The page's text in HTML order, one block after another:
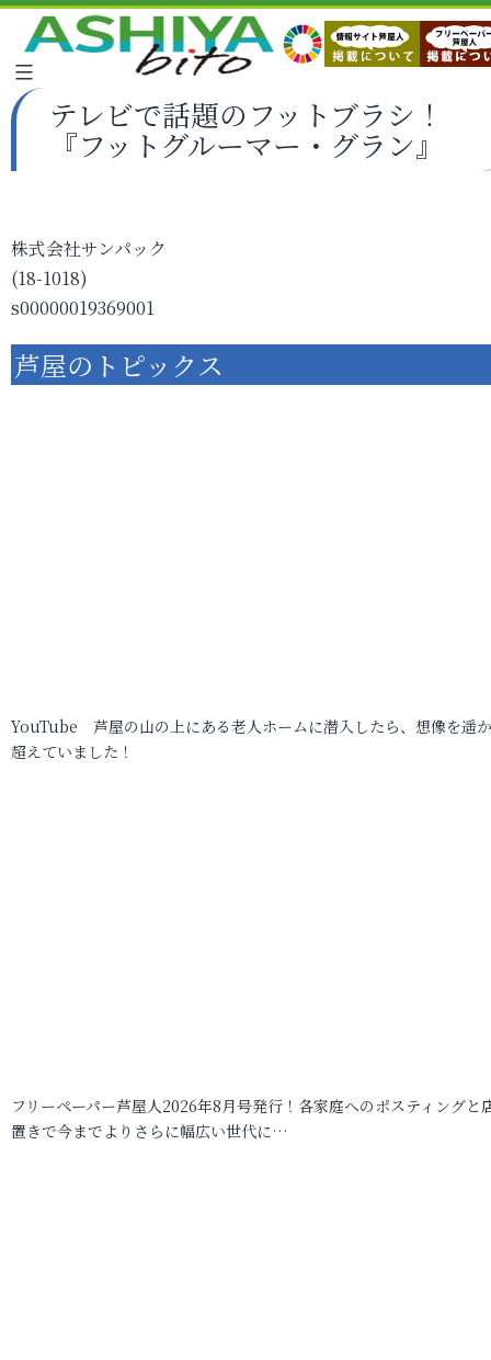
テレビで話題のフットブラシ！
『フットグルーマー・グラン』
株式会社サンパック
(18-1018)
s00000019369001
芦屋のトピックス
YouTube 芦屋の山の上にある老人ホームに潜入したら、想像を遥
超えていました！
フリーペーパー芦屋人2026年8月号発行！各家庭へのポスティングと
置きで今までよりさらに幅広い世代に…